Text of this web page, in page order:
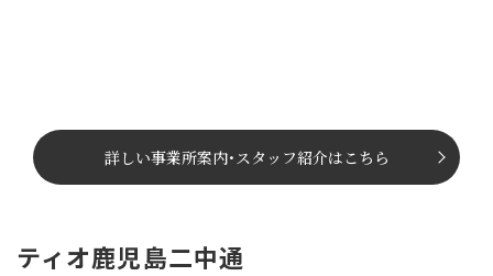
詳しい事業所案内･スタッフ紹介はこちら
ティオ鹿児島二中通